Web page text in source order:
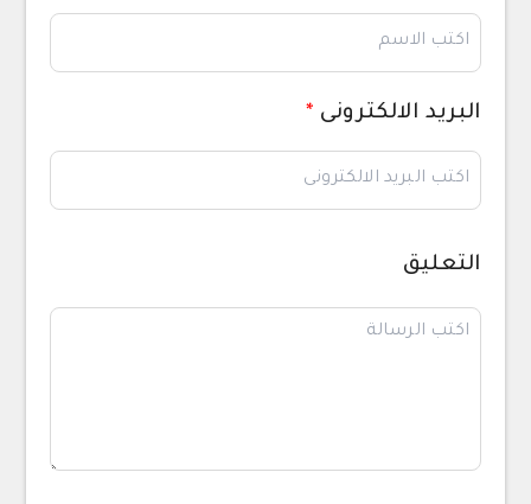
البريد الالكترونى *
التعليق